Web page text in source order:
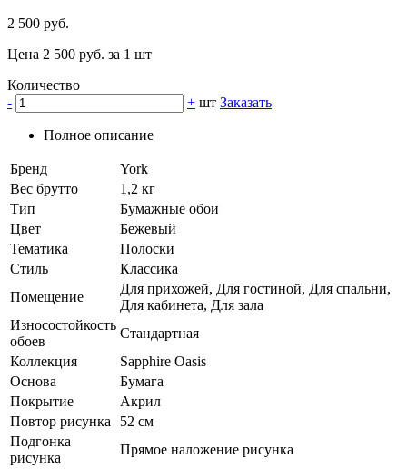
2 500 руб.
Цена 2 500 руб. за 1 шт
Количество
-
+ шт Заказать
Полное описание
Бренд
York
Вес брутто
1,2 кг
Тип
Бумажные обои
Цвет
Бежевый
Тематика
Полоски
Стиль
Классика
Помещение
Для прихожей, Для гостиной, Для спальни,
Для кабинета, Для зала
Износостойкость
обоев
Стандартная
Коллекция
Sapphire Oasis
Основа
Бумага
Покрытие
Акрил
Повтор рисунка
52 см
Подгонка
рисунка
Прямое наложение рисунка